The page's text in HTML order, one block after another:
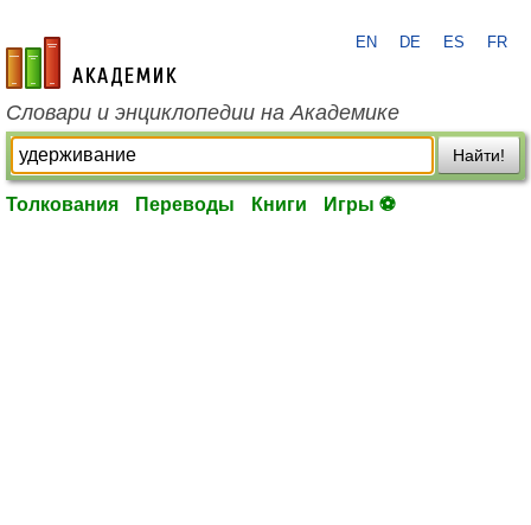
academic.ru
EN DE ES FR
Словари и энциклопедии на Академике
Найти!
Толкования Переводы Книги Игры ⚽